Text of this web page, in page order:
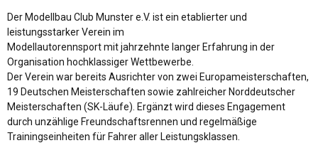
Der Modellbau Club Munster e.V. ist ein etablierter und
leistungsstarker Verein im
Modellautorennsport mit jahrzehnte langer Erfahrung in der
Organisation hochklassiger Wettbewerbe.
Der Verein war bereits Ausrichter von zwei Europameisterschaften,
19 Deutschen Meisterschaften sowie zahlreicher Norddeutscher
Meisterschaften (SK-Läufe). Ergänzt wird dieses Engagement
durch unzählige Freundschaftsrennen und regelmäßige
Trainingseinheiten für Fahrer aller Leistungsklassen.